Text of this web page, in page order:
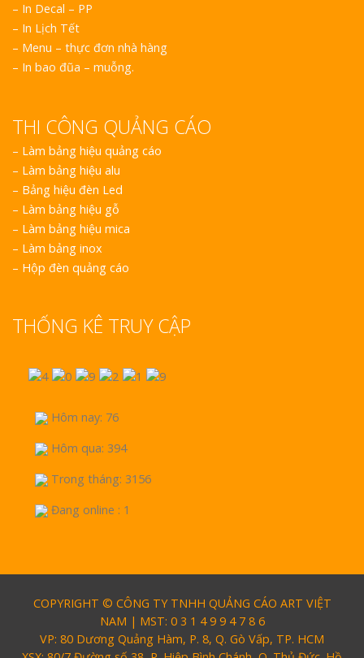
– In Decal – PP
– In Lịch Tết
– Menu – thực đơn nhà hàng
– In bao đũa – muỗng.
THI CÔNG QUẢNG CÁO
– Làm bảng hiệu quảng cáo
– Làm bảng hiệu alu
– Bảng hiệu đèn Led
– Làm bảng hiệu gỗ
– Làm bảng hiệu mica
– Làm bảng inox
– Hộp đèn quảng cáo
THỐNG KÊ TRUY CẬP
Hôm nay: 76
Hôm qua: 394
Trong tháng: 3156
Đang online : 1
COPYRIGHT © CÔNG TY TNHH QUẢNG CÁO ART VIỆT
NAM | MST: 0 3 1 4 9 9 4 7 8 6
VP: 80 Dương Quảng Hàm, P. 8, Q. Gò Vấp, TP. HCM